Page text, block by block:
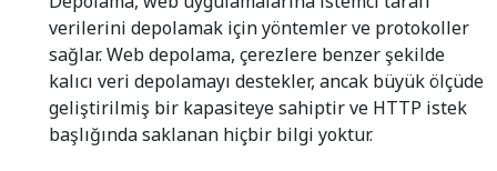
verilerini depolamak için yöntemler ve protokoller
sağlar. Web depolama, çerezlere benzer şekilde
kalıcı veri depolamayı destekler, ancak büyük ölçüde
geliştirilmiş bir kapasiteye sahiptir ve HTTP istek
başlığında saklanan hiçbir bilgi yoktur.